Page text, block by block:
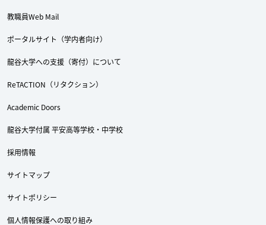
教職員Web Mail
ポータルサイト（学内者向け）
龍谷大学への支援（寄付）について
ReTACTION（リタクション）
Academic Doors
龍谷大学付属 平安高等学校・中学校
採用情報
サイトマップ
サイトポリシー
個人情報保護への取り組み